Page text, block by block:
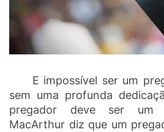
E impossível ser um
sem uma profunda
pregador deve ser um
MacArthur diz que um